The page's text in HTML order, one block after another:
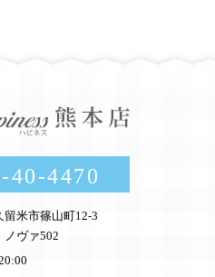
40-4470
留米市篠山町12-3
ノヴァ502